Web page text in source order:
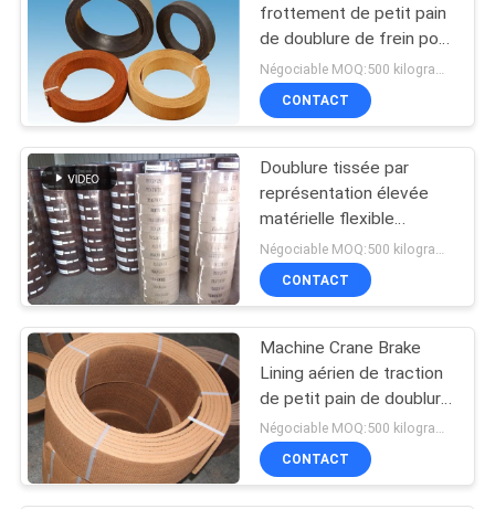
VISITE
D'USINE
CONTRÔLE
DE
QUALITÉ
CONTACTEZ-
NOUS
DEMANDEZ
UNE
CITATION
frottement de petit pain
de doublure de frein pour
des tracteurs de
guindeau lèvent
l'ascenseur de cabestan
CONTACT
Doublure tissée par
représentation élevée
matérielle flexible
visqueuse d'usage de
doublure de frein de fibre
CONTACT
Machine Crane Brake
Lining aérien de traction
de petit pain de doublure
de frein de treuil d'ancreNégociable MOQ:500 kilogrammes
CONTACT